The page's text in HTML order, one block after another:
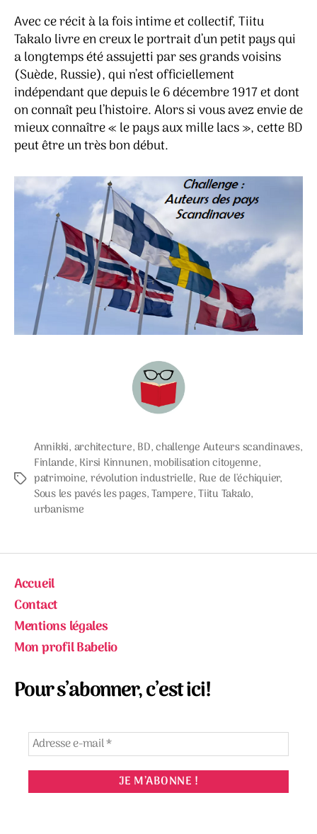
Avec ce récit à la fois intime et collectif, Tiitu
Takalo livre en creux le portrait d’un petit pays qui
a longtemps été assujetti par ses grands voisins
(Suède, Russie), qui n’est officiellement
indépendant que depuis le 6 décembre 1917 et dont
on connaît peu l’histoire. Alors si vous avez envie de
mieux connaître « le pays aux mille lacs », cette BD
peut être un très bon début.
Étiquettes
Annikki, architecture, BD,challenge Auteurs scandinaves,
Finlande, Kirsi Kinnunen,mobilisation citoyenne,
patrimoine, révolution industrielle, Rue de l'échiquier,
Sous les pavés les pages,Tampere,Tiitu Takalo,
urbanisme
Accueil
Contact
Mentions légales
Mon profil Babelio
Pour s’abonner, c’est ici!